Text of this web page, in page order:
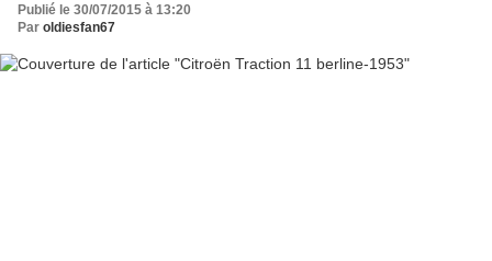
Publié le 30/07/2015 à 13:20
Par oldiesfan67